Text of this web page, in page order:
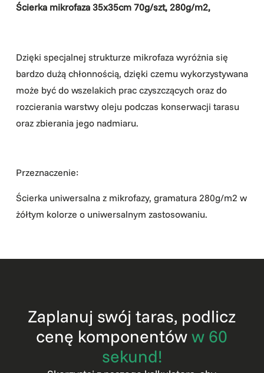
Ścierka mikrofaza 35x35cm 70g/szt, 280g/m2,
Dzięki specjalnej strukturze mikrofaza wyróżnia się
bardzo dużą chłonnością, dzięki czemu wykorzystywana
może być do wszelakich prac czyszczących oraz do
rozcierania warstwy oleju podczas konserwacji tarasu
oraz zbierania jego nadmiaru.
Przeznaczenie:
Ścierka uniwersalna z mikrofazy, gramatura 280g/m2 w
żółtym kolorze o uniwersalnym zastosowaniu.
Zaplanuj swój taras, podlicz
cenę komponentóww 60
sekund!